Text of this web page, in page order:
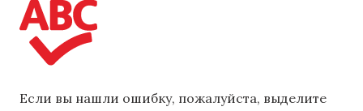
Если вы нашли ошибку, пожалуйста, выделите